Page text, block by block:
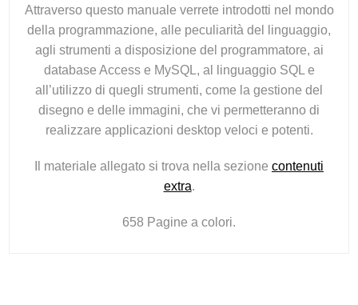
Attraverso questo manuale verrete introdotti nel mondo
della programmazione, alle peculiarità del linguaggio,
agli strumenti a disposizione del programmatore, ai
database Access e MySQL, al linguaggio SQL e
all’utilizzo di quegli strumenti, come la gestione del
disegno e delle immagini, che vi permetteranno di
realizzare applicazioni desktop veloci e potenti.
Il materiale allegato si trova nella sezione contenuti
extra.
658 Pagine a colori.